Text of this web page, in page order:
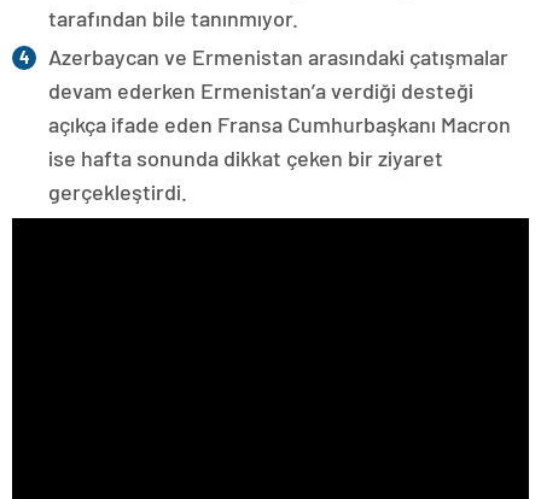
tarafından bile tanınmıyor.
Azerbaycan ve Ermenistan arasındaki çatışmalar
devam ederken Ermenistan’a verdiği desteği
açıkça ifade eden Fransa Cumhurbaşkanı Macron
ise hafta sonunda dikkat çeken bir ziyaret
gerçekleştirdi.